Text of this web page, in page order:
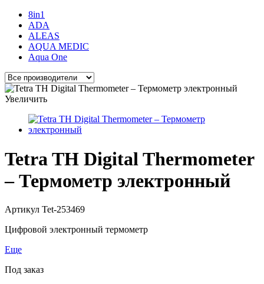
8in1
ADA
ALEAS
AQUA MEDIC
Aqua One
Увеличить
Tetra TH Digital Thermometer
– Термометр электронный
Артикул Tet-253469
Цифровой электронный термометр
Еще
Под заказ